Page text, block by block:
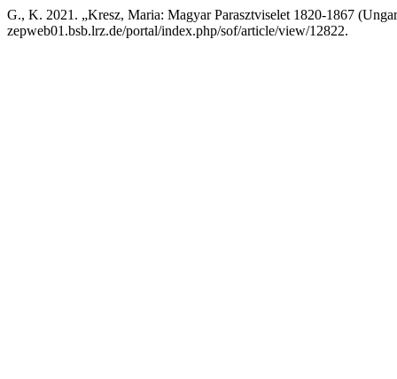
G., K. 2021. „Kresz, Maria: Magyar Parasztviselet 1820-1867
zepweb01.bsb.lrz.de/portal/index.php/sof/article/view/12822.